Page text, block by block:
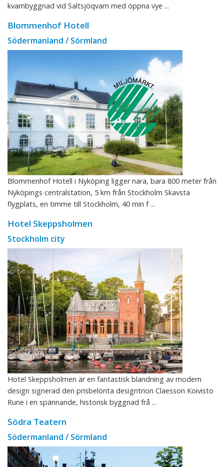
kvarnbyggnad vid Saltsjöqvarn med öppna vye ...
Blommenhof Hotell
Södermanland / Sörmland
Blommenhof Hotell i Nyköping ligger nära, bara 800 meter från
Nyköpings centralstation, 5 km från Stockholm Skavsta
flygplats, en timme till Stockholm, 40 min f ...
Hotel Skeppsholmen
Stockholm city
Hotel Skeppsholmen är en fantastisk blandning av modern
design signerad den prisbelönta designtrion Claesson Koivisto
Rune i en spännande, historisk byggnad frå ...
Södra Teatern
Södermanland / Sörmland